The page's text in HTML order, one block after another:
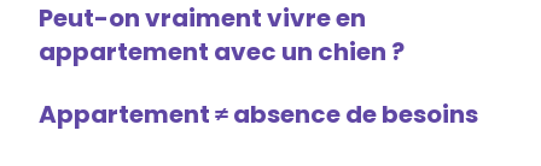
Peut-on vraiment vivre en
appartement avec un chien ?
Appartement ≠ absence de besoins